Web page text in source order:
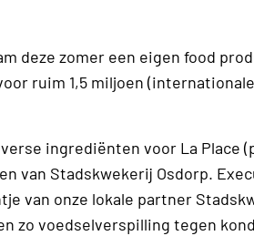
deze zomer een eigen food
ruim 1,5 miljoen
ingrediënten voor La Place
van Stadskwekerij Osdorp.
van onze lokale partner
zo voedselverspilling tegen